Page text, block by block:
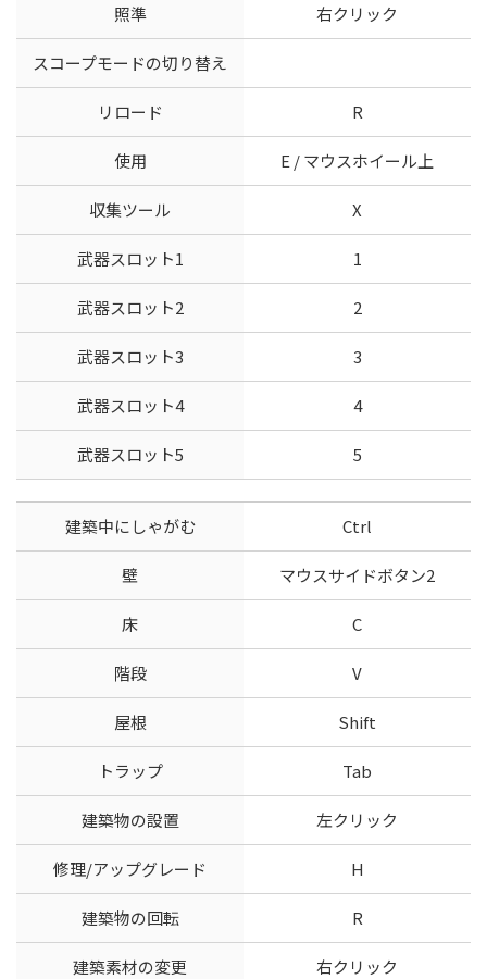
照準 右クリック
スコープモードの切り替え
リロード R
使用 E / マウスホイール上
収集ツール X
武器スロット1 1
武器スロット2 2
武器スロット3 3
武器スロット4 4
武器スロット5 5
建築中にしゃがむ Ctrl
壁 マウスサイドボタン2
床 C
階段 V
屋根 Shift
トラップ Tab
建築物の設置 左クリック
修理/アップグレード H
建築物の回転 R
建築素材の変更 右クリック